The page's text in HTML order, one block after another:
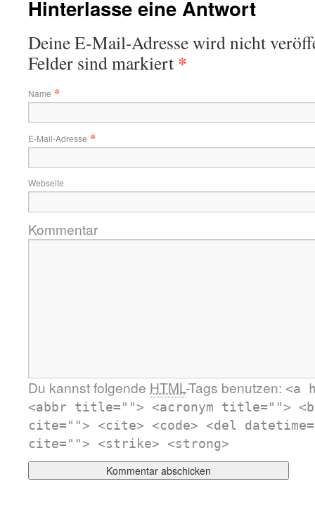
Hinterlasse eine Antwort
Deine E-Mail-Adresse wird nicht
Felder sind markiert *
Name *
E-Mail-Adresse *
Webseite
Kommentar
Du kannst folgende HTML-Tags benutzen: <a
<abbr title=""> <acronym title="">
cite=""> <cite> <code> <del
cite=""> <strike> <strong>